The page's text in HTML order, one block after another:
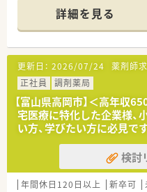
■研修制度は様々なプラ
講可能な研修も幅広く
■店舗で活躍する従業員
となる従業員など、薬剤
を用意されています
■総合薬剤師・調剤薬剤師
の働き方を選択できます
■調剤併設型だけでなく「
地内薬局」「訪問調剤特
ます
■在宅医療にも積極的取
50店舗以上、無菌調剤
■「プラチナくるみん認
法人部門）認定」等を取
されています
詳細を見る
更新日： 2026/07/24 薬剤師求
正社員
調剤薬局
【富山県高岡市】＜高年収
宅医療に特化した企業様、
い方、学びたい方に必見で
検討
年間休日120日以上 新卒可